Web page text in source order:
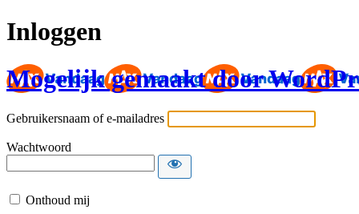
Inloggen
Mogelijk gemaakt door
Gebruikersnaam of e-mailadres
Wachtwoord
Onthoud mij